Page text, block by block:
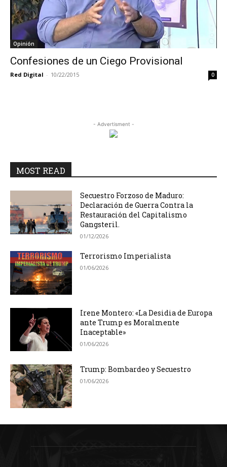
Opinión
Confesiones de un Ciego Provisional
Red Digital - 10/22/2015 0
- Advertisment -
MOST READ
Secuestro Forzoso de Maduro:
Declaración de Guerra Contra la
Restauración del Capitalismo
Gangsteril.
01/12/2026
Terrorismo Imperialista
01/06/2026
Irene Montero: «La Desidia de Europa
ante Trump es Moralmente
Inaceptable»
01/06/2026
Trump: Bombardeo y Secuestro
01/06/2026